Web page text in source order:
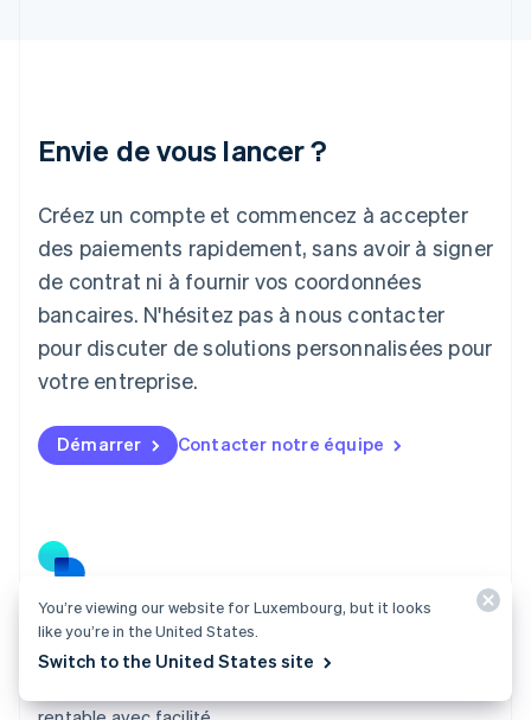
Envie de vous lancer ?
Créez un compte et commencez à accepter
des paiements rapidement, sans avoir à signer
de contrat ni à fournir vos coordonnées
bancaires. N'hésitez pas à nous contacter
pour discuter de solutions personnalisées pour
votre entreprise.
Démarrer Contacter notre équipe
Connect
Lancez-vous en quelques semaines au lieu de plusieurs
Japon
Lettonie
English
Liechtenstein
DeutschEnglish
Lituanie
Luxembourg
FrançaisDeutschEnglish
English简体中文
Malte
English
English
Pays-Bas
Nederlands English
English
You’re viewing our website for Luxembourg, but it looks
like you’re in the United States.
Switch to the United States site